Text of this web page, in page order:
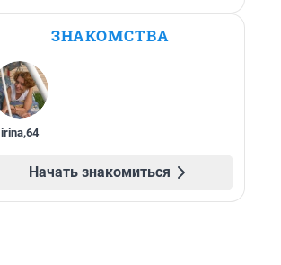
ЗНАКОМСТВА
irina,64
Начать знакомиться